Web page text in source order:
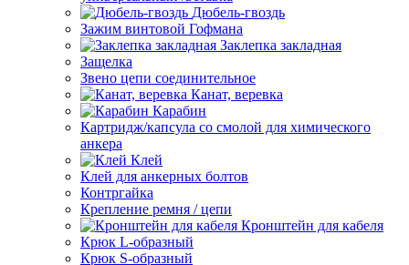
Дюбель-гвоздь
Зажим винтовой Гофмана
Заклепка закладная
Защелка
Звено цепи соединительное
Канат, веревка
Карабин
Картридж/капсула со смолой для химического
анкера
Клей
Клей для анкерных болтов
Контргайка
Крепление ремня / цепи
Кронштейн для кабеля
Крюк L-образный
Крюк S-образный